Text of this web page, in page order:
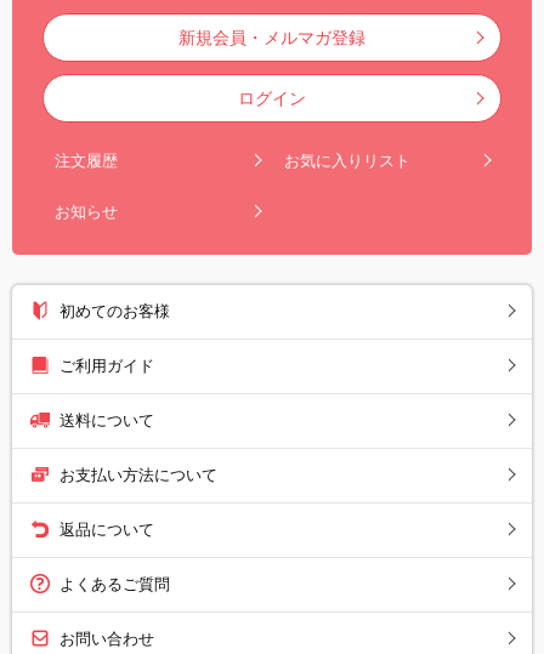
新規会員・メルマガ登録
ログイン
注文履歴 お気に入りリスト
お知らせ
初めてのお客様
ご利用ガイド
送料について
お支払い方法について
返品について
よくあるご質問
お問い合わせ